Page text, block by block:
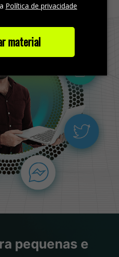
Política de privacidade
material
pequenas e